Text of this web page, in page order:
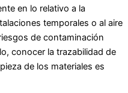
en lo relativo a la
temporales o al aire
de contaminación
conocer la trazabilidad de
de los materiales es